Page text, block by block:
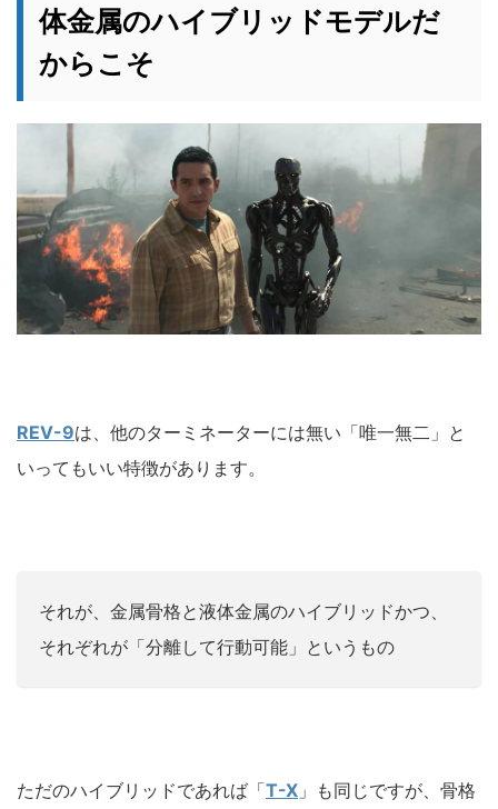
体金属のハイブリッドモデルだ
からこそ
REV-9は、他のターミネーターには無い「唯一無二」と
いってもいい特徴があります。
それが、金属骨格と液体金属のハイブリッドかつ、
それぞれが「分離して行動可能」というもの
ただのハイブリッドであれば「T-X 」も同じですが、骨格